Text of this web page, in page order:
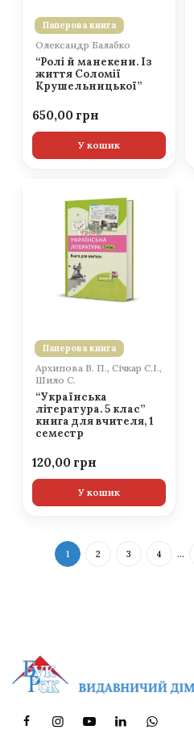
Паперова книга
Олександр Балабко
“Ролі й манекени. Із
життя Соломії
Крушельницької”
650,00
У кошик
Паперова книга
Архипова В. П., Січкар С.І.,
Шило С.
“Українська
література. 5 клас”
книга для вчителя, 1
семестр
120,00
У кошик
1 2 3 4 …